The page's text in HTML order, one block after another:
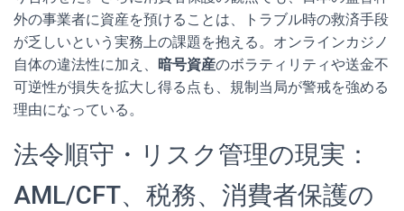
外の事業者に資産を預けることは、トラブル時の救済手段
が乏しいという実務上の課題を抱える。オンラインカジノ
自体の違法性に加え、
暗号資産のボラティリティや送金不
可逆性が損失を拡大し得る点も、規制当局が警戒を強める
理由になっている。
法令順守・リスク管理の現実：
AML/CFT、税務、消費者保護の